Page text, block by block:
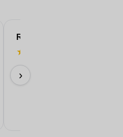
ROBERT
★
¡Perfecto!
11/06/2026
›